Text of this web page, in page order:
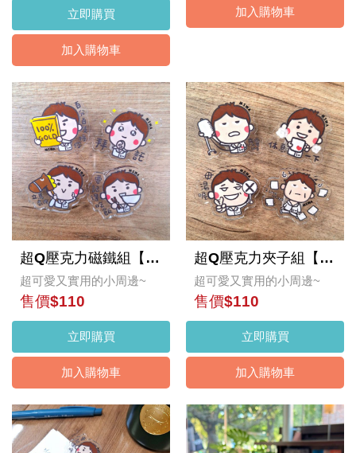
立即購買
加入購物車
加入購物車
超Q壓克力磁鐵組【新手社寵】
超可愛又實用的小周邊~
售價$110
立即購買
加入購物車
超Q壓克力夾子組【資深社畜】
超可愛又實用的小周邊~
售價$110
立即購買
加入購物車